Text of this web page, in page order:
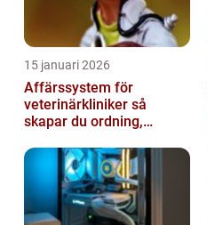
15 januari 2026
Affärssystem för
veterinärkliniker så
skapar du ordning,
vård